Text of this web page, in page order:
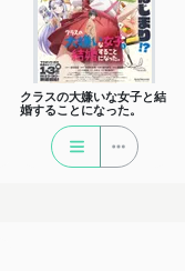
クラスの大嫌いな女子と結
婚することになった。